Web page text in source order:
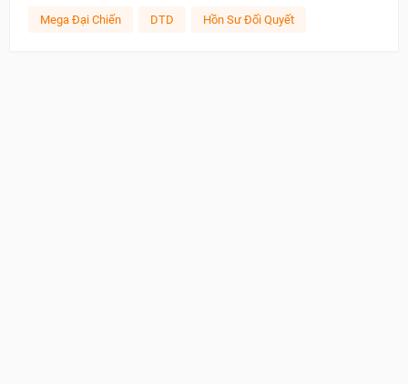
Mega Đại Chiến DTD Hồn Sư Đối Quyết